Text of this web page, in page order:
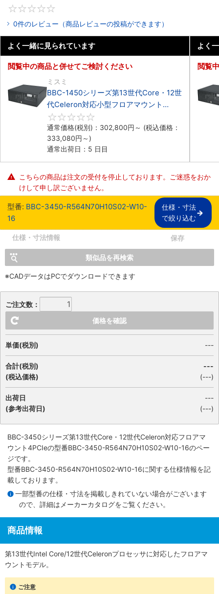
0件のレビュー（商品レビューの投稿ができます）
よく一緒に見られています
閲覧中の商品と併せてご検討ください
ミスミ
BBC-1450シリーズ第13世代Core・12世
代Celeron対応小型フロアマウント
4PCIe
通常価格(税別)： 302,800円 ～ (税込価格：
333,080円 ～)
通常出荷日：5 日目
よく
閲覧
こちらの商品は注文の受付を停止しております。ご迷惑をおか
けして申し訳ございません。
型番: BBC-3450-R564N70H10S02-W10-
16
仕様・寸法
で絞り込む
仕様・寸法情報 保存
類似品を再検索
※CADデータはPCでダウンロードできます
ご注文数：
価格を確認
単価(税別) ---
合計(税別)
(税込価格)
---
(---)
出荷日
(参考出荷日)
---
(---)
BBC-3450シリーズ第13世代Core・12世代Celeron対応フロアマ
ウント4PCIeの型番BBC-3450-R564N70H10S02-W10-16のペー
ジです。
型番BBC-3450-R564N70H10S02-W10-16に関する仕様情報を記
載しております。
一部型番の仕様・寸法を掲載しきれていない場合がございます
ので、詳細は メーカーカタログをご覧ください。
商品情報
第13世代Intel Core/12世代Celeronプロセッサに対応したフロアマ
ウントモデル。
ご注意